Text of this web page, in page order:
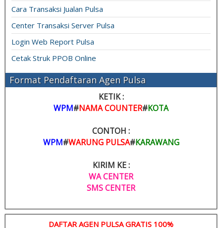
Cara Transaksi Jualan Pulsa
Center Transaksi Server Pulsa
Login Web Report Pulsa
Cetak Struk PPOB Online
Format Pendaftaran Agen Pulsa
KETIK :
WPM#NAMA COUNTER#KOTA
CONTOH :
WPM#WARUNG PULSA#KARAWANG
KIRIM KE :
WA CENTER
SMS CENTER
DAFTAR AGEN PULSA GRATIS 100%